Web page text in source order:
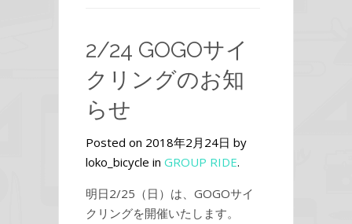
2/24 GOGOサイ
クリングのお知
らせ
Posted on 2018年2月24日 by
loko_bicycle in GROUP RIDE.
明日2/25（日）は、GOGOサイ
クリングを開催いたします。